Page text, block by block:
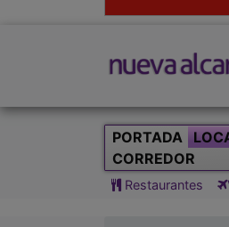
PORTADA
CORREDOR
Restaurantes